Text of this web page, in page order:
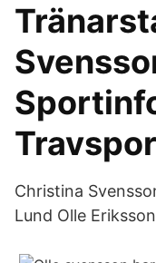
Christina
Lund Olle